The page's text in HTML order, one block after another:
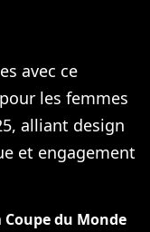
avec ce
les femmes
alliant design
et engagement
Coupe du Monde